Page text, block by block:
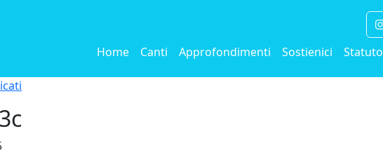
Home
Canti Approfondimenti Sostienici Statuto